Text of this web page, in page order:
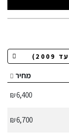
מחיר
6,400 ₪
6,700 ₪